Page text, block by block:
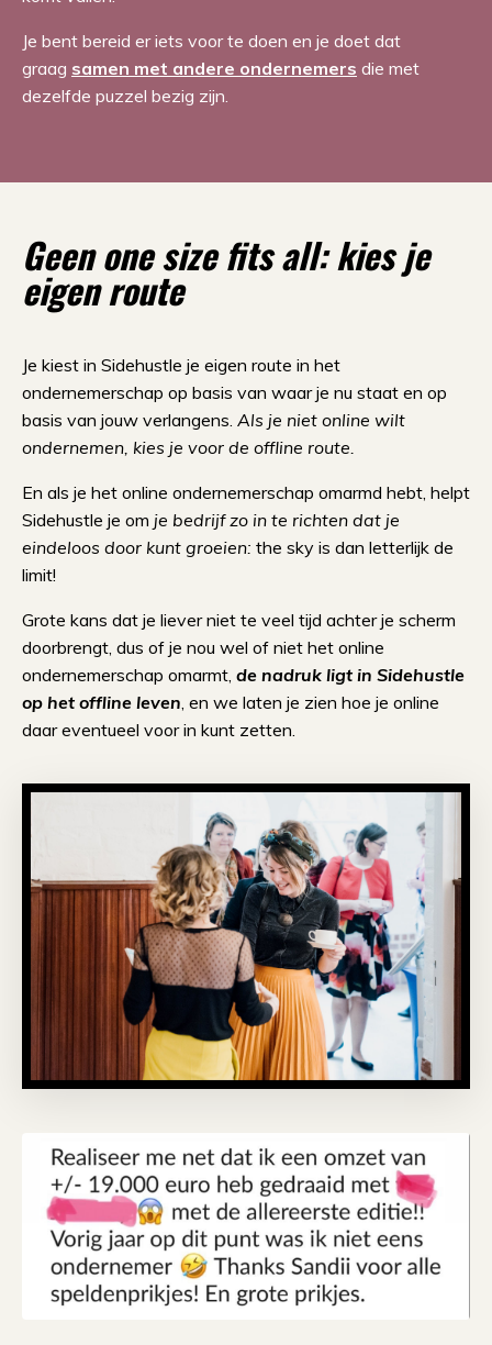
Je bent bereid er iets voor te doen en je doet dat
graag samen met andere ondernemers die met
dezelfde puzzel bezig zijn.
Geen one size fits all:kies je
eigen route
Je kiest in Sidehustle je eigen route in het
ondernemerschap op basis van waar je nu staat en op
basis van jouw verlangens. Als je niet online wilt
ondernemen, kies je voor de offline route.
En als je het online ondernemerschap omarmd hebt, helpt
Sidehustle je om je bedrijf zo in te richten dat je
eindeloos door kunt groeien: the sky is dan letterlijk de
limit!
Grote kans dat je liever niet te veel tijd achter je scherm
doorbrengt, dus of je nou wel of niet het online
ondernemerschap omarmt, de nadruk ligt in Sidehustle
op het offline leven, en we laten je zien hoe je online
daar eventueel voor in kunt zetten.